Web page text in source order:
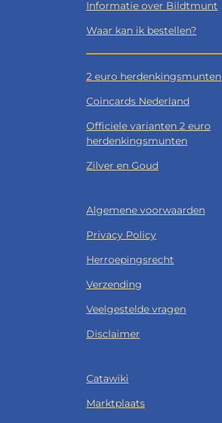
Informatie over Bildtmunt
Waar kan ik bestellen?
2 euro herdenkingsmunten
Coincards Nederland
Officiele varianten 2 euro
herdenkingsmunten
Zilver en Goud
Algemene voorwaarden
Privacy Policy
Herroepingsrecht
Verzending
Veelgestelde vragen
Disclaimer
Catawiki
Marktplaats